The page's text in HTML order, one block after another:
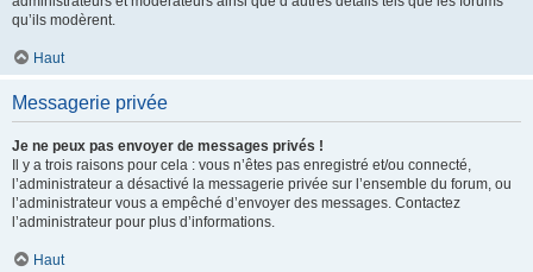
qu’ils modèrent.
Haut
Messagerie privée
Je ne peux pas envoyer de messages privés !
Il y a trois raisons pour cela : vous n’êtes pas enregistré et/ou connecté,
l’administrateur a désactivé la messagerie privée sur l’ensemble du forum, ou
l’administrateur vous a empêché d’envoyer des messages. Contactez
l’administrateur pour plus d’informations.
Haut